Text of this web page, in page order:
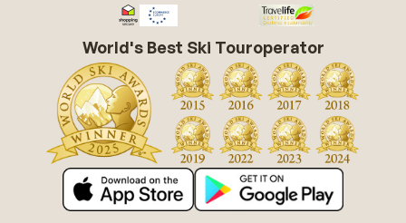
World's Best Ski Touroperator